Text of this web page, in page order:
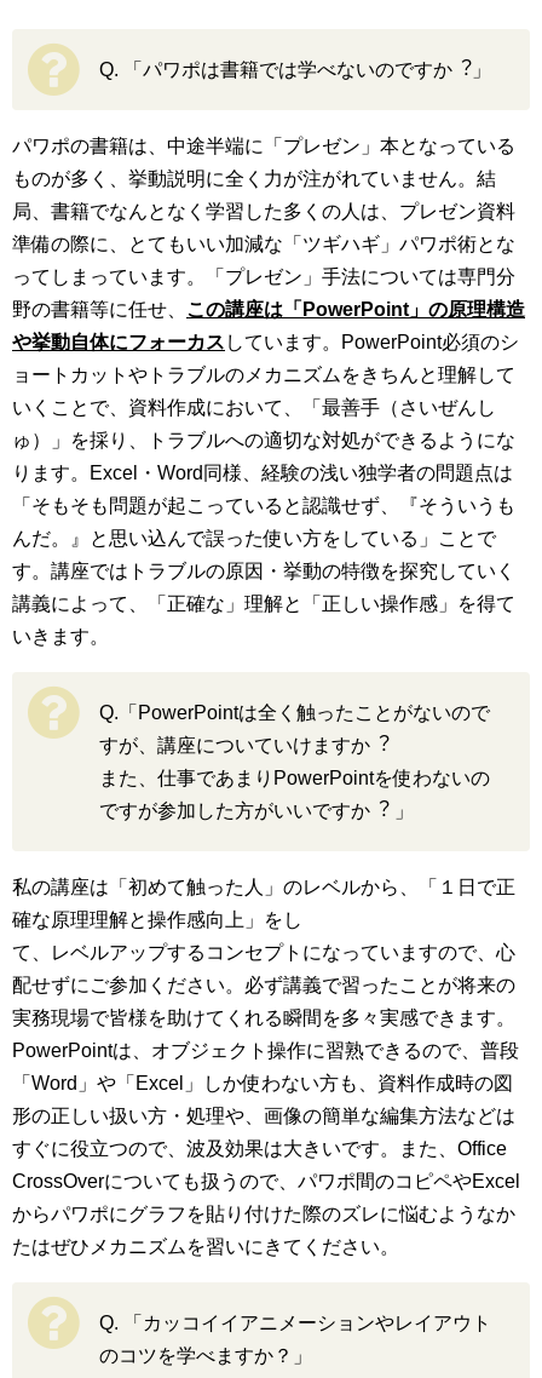
Q. 「パワポは書籍では学べないのですか︖」
パワポの書籍は、中途半端に「プレゼン」本となっている
ものが多く、挙動説明に全く⼒が注がれていません。結
局、書籍でなんとなく学習した多くの人は、プレゼン資料
準備の際に、とてもいい加減な「ツギハギ」パワポ術とな
ってしまっています。「プレゼン」手法については専門分
野の書籍等に任せ、 この講座は「PowerPoint」の原理構造
や挙動⾃体にフォーカス しています。PowerPoint必須のシ
ョートカットやトラブルのメカニズムをきちんと理解して
いくことで、資料作成において、「最善手（さいぜんし
ゅ）」を採り、トラブルへの適切な対処ができるようにな
ります。Excel・Word同様、経験の浅い独学者の問題点は
「そもそも問題が起こっていると認識せず、『そういうも
んだ。』と思い込んで誤った使い方をしている」ことで
す。講座ではトラブルの原因・挙動の特徴を探究していく
講義によって、「正確な」理解と「正しい操作感」を得て
いきます。
Q.「PowerPointは全く触ったことがないので
すが、講座についていけますか︖
また、仕事であまりPowerPointを使わないの
ですが参加した⽅がいいですか︖ 」
私の講座は「初めて触った人」のレベルから、「１日で正
確な原理理解と操作感向上」をし
て、レベルアップするコンセプトになっていますので、心
配せずにご参加ください。必ず講義で習ったことが将来の
実務現場で皆様を助けてくれる瞬間を多々実感できます。
PowerPointは、オブジェクト操作に習熟できるので、普段
「Word」や「Excel」しか使わない方も、資料作成時の図
形の正しい扱い方・処理や、画像の簡単な編集方法などは
すぐに役⽴つので、波及効果は大きいです。また、Office
CrossOverについても扱うので、パワポ間のコピペやExcel
からパワポにグラフを貼り付けた際のズレに悩むようなか
たはぜひメカニズムを習いにきてください。
Q. 「カッコイイアニメーションやレイアウト
のコツを学べますか？」